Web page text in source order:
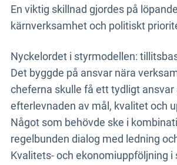
En viktig skillnad gjordes på löpande
kärnverksamhet och politiskt
Nyckelordet i styrmodellen:
Det byggde på ansvar nära
cheferna skulle få ett tydligt ansvar
efterlevnaden av mål, kvalitet och
Något som behövde ske i
regelbunden dialog med ledning
Kvalitets- och ekonomiuppföljning